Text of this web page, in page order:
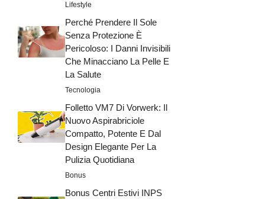
Lifestyle
Perché Prendere Il Sole
Senza Protezione È
Pericoloso: I Danni Invisibili
Che Minacciano La Pelle E
La Salute
Tecnologia
Folletto VM7 Di Vorwerk: Il
Nuovo Aspirabriciole
Compatto, Potente E Dal
Design Elegante Per La
Pulizia Quotidiana
Bonus
Bonus Centri Estivi INPS